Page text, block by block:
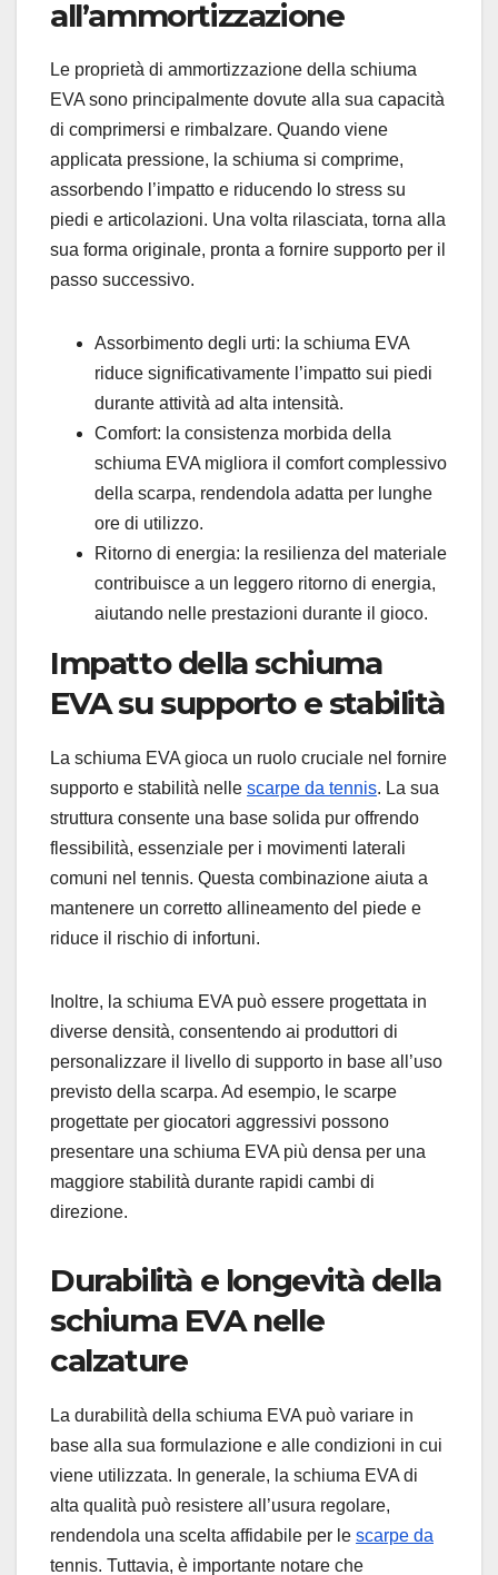
all’ammortizzazione
Le proprietà di ammortizzazione della schiuma
EVA sono principalmente dovute alla sua capacità
di comprimersi e rimbalzare. Quando viene
applicata pressione, la schiuma si comprime,
assorbendo l’impatto e riducendo lo stress su
piedi e articolazioni. Una volta rilasciata, torna alla
sua forma originale, pronta a fornire supporto per il
passo successivo.
Assorbimento degli urti: la schiuma EVA
riduce significativamente l’impatto sui piedi
durante attività ad alta intensità.
Comfort: la consistenza morbida della
schiuma EVA migliora il comfort complessivo
della scarpa, rendendola adatta per lunghe
ore di utilizzo.
Ritorno di energia: la resilienza del materiale
contribuisce a un leggero ritorno di energia,
aiutando nelle prestazioni durante il gioco.
Impatto della schiuma
EVA su supporto e stabilità
La schiuma EVA gioca un ruolo cruciale nel fornire
supporto e stabilità nelle scarpe da tennis. La sua
struttura consente una base solida pur offrendo
flessibilità, essenziale per i movimenti laterali
comuni nel tennis. Questa combinazione aiuta a
mantenere un corretto allineamento del piede e
riduce il rischio di infortuni.
Inoltre, la schiuma EVA può essere progettata in
diverse densità, consentendo ai produttori di
personalizzare il livello di supporto in base all’uso
previsto della scarpa. Ad esempio, le scarpe
progettate per giocatori aggressivi possono
presentare una schiuma EVA più densa per una
maggiore stabilità durante rapidi cambi di
direzione.
Durabilità e longevità della
schiuma EVA nelle
calzature
La durabilità della schiuma EVA può variare in
base alla sua formulazione e alle condizioni in cui
viene utilizzata. In generale, la schiuma EVA di
alta qualità può resistere all’usura regolare,
rendendola una scelta affidabile per le scarpe da
tennis. Tuttavia, è importante notare che